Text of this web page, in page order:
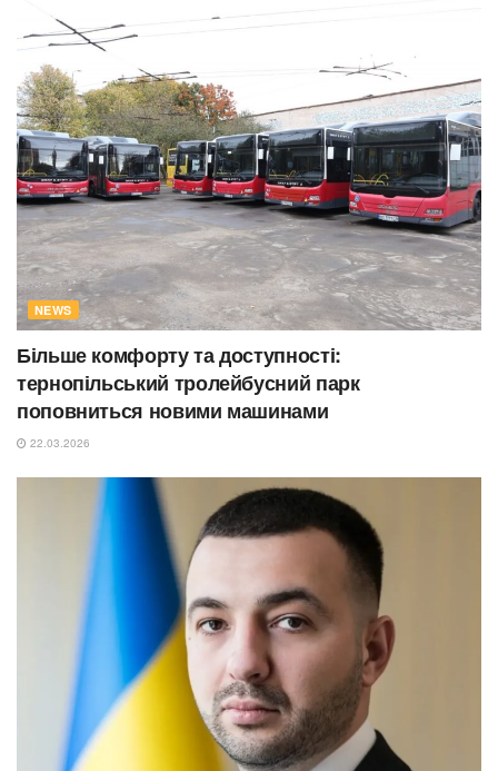
NEWS
Більше комфорту та доступності:
тернопільський тролейбусний парк
поповниться новими машинами
22.03.2026